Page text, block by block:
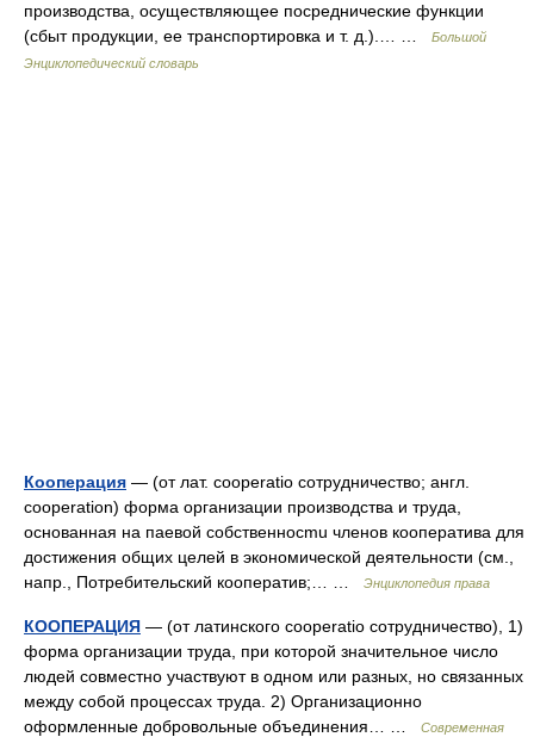
производства, осуществляющее посреднические функции
(сбыт продукции, ее транспортировка и т. д.).… …
Большой
Энциклопедический словарь
Кооперация — (от лат. cooperatio сотрудничество; англ.
cooperation) форма организации производства и труда,
основанная на паевой собственносmu членов кооператива для
достижения общих целей в экономической деятельности (см.,
напр., Потребительский кооператив;… …
Энциклопедия права
КООПЕРАЦИЯ — (от латинского cooperatio сотрудничество), 1)
форма организации труда, при которой значительное число
людей совместно участвуют в одном или разных, но связанных
между собой процессах труда. 2) Организационно
оформленные добровольные объединения… …
Современная